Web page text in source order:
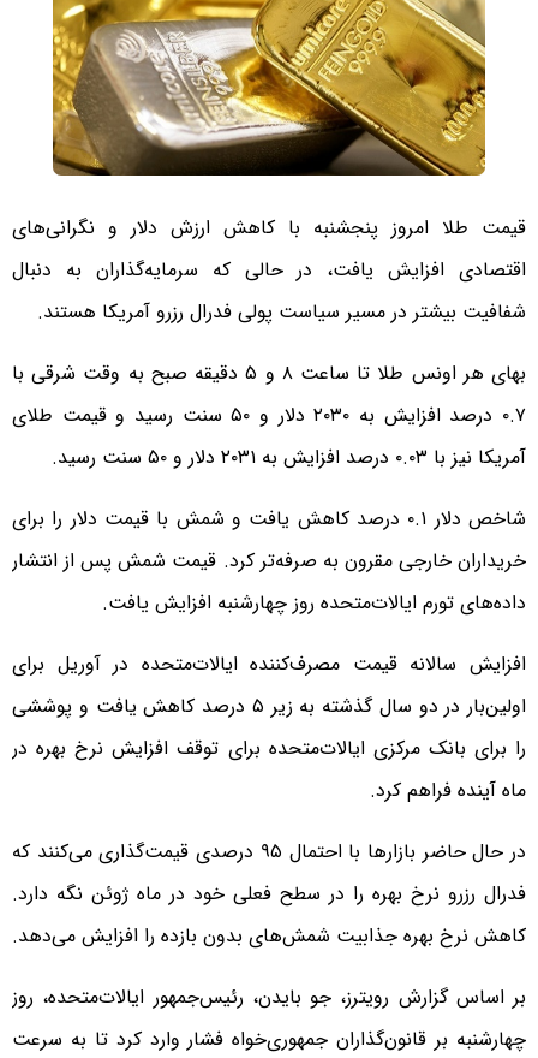
قیمت طلا امروز پنجشنبه با کاهش ارزش دلار و نگرانی‌های
اقتصادی افزایش یافت، در حالی که سرمایه‌گذاران به دنبال
شفافیت بیشتر در مسیر سیاست پولی فدرال رزرو آمریکا هستند.
بهای هر اونس طلا تا ساعت ۸ و ۵ دقیقه صبح به وقت شرقی با
۰.۷ درصد افزایش به ۲۰۳۰ دلار و ۵۰ سنت رسید و قیمت طلای
آمریکا نیز با ۰.۰۳ درصد افزایش به ۲۰۳۱ دلار و ۵۰ سنت رسید.
شاخص دلار ۰.۱ درصد کاهش یافت و شمش با قیمت دلار را برای
خریداران خارجی مقرون به صرفه‌تر کرد. قیمت شمش پس از انتشار
داده‌های تورم ایالات‌متحده روز چهارشنبه افزایش یافت.
افزایش سالانه قیمت مصرف‌کننده ایالات‌متحده در آوریل برای
اولین‌بار در دو سال گذشته به زیر ۵ درصد کاهش یافت و پوششی
را برای بانک مرکزی ایالات‌متحده برای توقف افزایش نرخ بهره در
ماه آینده فراهم کرد.
در حال حاضر بازارها با احتمال ۹۵ درصدی قیمت‌گذاری می‌کنند که
فدرال رزرو نرخ بهره را در سطح فعلی خود در ماه ژوئن نگه دارد.
کاهش نرخ بهره جذابیت شمش‌های بدون بازده را افزایش می‌دهد.
بر اساس گزارش رویترز، جو بایدن، رئیس‌جمهور ایالات‌متحده، روز
چهارشنبه بر قانون‌گذاران جمهوری‌خواه فشار وارد کرد تا به سرعت